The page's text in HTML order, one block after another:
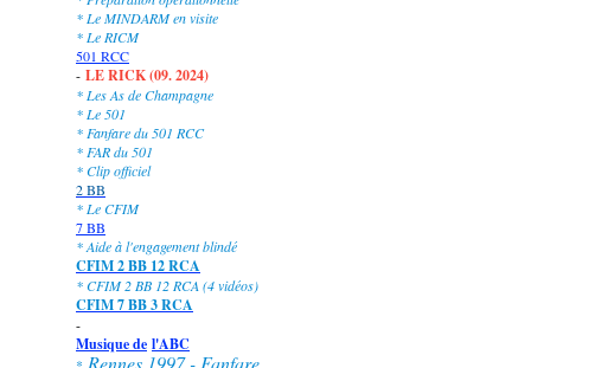
* Le MINDARM en visite
* Le RICM
501 RCC
- LE RICK (09. 2024)
* Les As de Champagne
* Le 501
* Fanfare du 501 RCC
* FAR du 501
* Clip officiel
2 BB
* Le CFIM
7 BB
* Aide à l'engagement blindé
CFIM 2 BB 12 RCA
* CFIM 2 BB 12 RCA (4 vidéos)
CFIM 7 BB 3 RCA
-
Musique de l'ABC
Rennes 1997 - Fanfare